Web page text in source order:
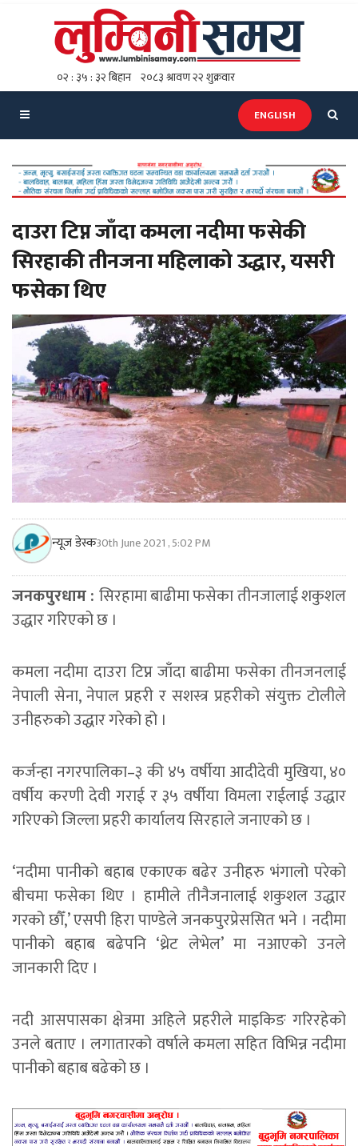
ENGLISH
दाउरा टिप्न जाँदा कमला नदीमा फसेकी
सिरहाकी तीनजना महिलाको उद्धार, यसरी
फसेका थिए
न्यूज डेस्क30th June 2021 , 5:02 PM
जनकपुरधाम : सिरहामा बाढीमा फसेका तीनजालाई शकुशल
उद्धार गरिएको छ ।
कमला नदीमा दाउरा टिप्न जाँदा बाढीमा फसेका तीनजनलाई
नेपाली सेना, नेपाल प्रहरी र सशस्त्र प्रहरीको संयुक्त टोलीले
उनीहरुको उद्धार गरेको हो ।
कर्जन्हा नगरपालिका–३ की ४५ वर्षीया आदीदेवी मुखिया, ४०
वर्षीय करणी देवी गराई र ३५ वर्षीया विमला राईलाई उद्धार
गरिएको जिल्ला प्रहरी कार्यालय सिरहाले जनाएको छ ।
‘नदीमा पानीको बहाब एकाएक बढेर उनीहरु भंगालो परेको
बीचमा फसेका थिए । हामीले तीनैजनालाई शकुशल उद्धार
गरको छौँ,’ एसपी हिरा पाण्डेले जनकपुरप्रेससित भने । नदीमा
पानीको बहाब बढेपनि ‘थ्रेट लेभेल’ मा नआएको उनले
जानकारी दिए ।
नदी आसपासका क्षेत्रमा अहिले प्रहरीले माइकिङ गरिरहेको
उनले बताए । लगातारको वर्षाले कमला सहित विभिन्न नदीमा
पानीको बहाब बढेको छ ।